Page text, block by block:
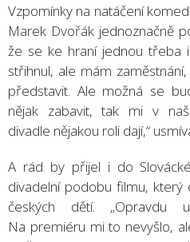
Vzpomínky na natáčení
Marek Dvořák jednoznačně
že se ke hraní jednou třeba
střihnul, ale mám
představit. Ale možná se
nějak zabavit, tak mi v
divadle nějakou roli dají,“
A rád by přijel i do
divadelní podobu filmu, který
českých dětí. „Opravdu
Na premiéru mi to nevyšlo,